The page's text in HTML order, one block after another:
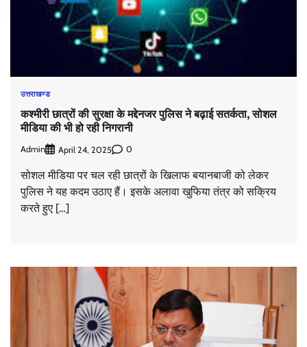
उत्तराखण्ड
कश्मीरी छात्रों की सुरक्षा के मद्देनजर पुलिस ने बढ़ाई सतर्कता, सोशल
मीडिया की भी हो रही निगरानी
Admin April 24, 2025 0
सोशल मीडिया पर चल रही छात्रों के खिलाफ बयानबाजी को लेकर
पुलिस ने यह कदम उठाए हैं। इसके अलावा खुफिया तंत्र को सक्रिय
करते हुए […]